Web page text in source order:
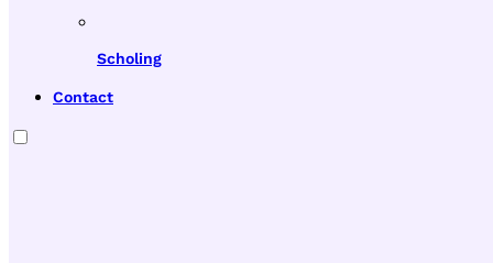
Scholing
Contact